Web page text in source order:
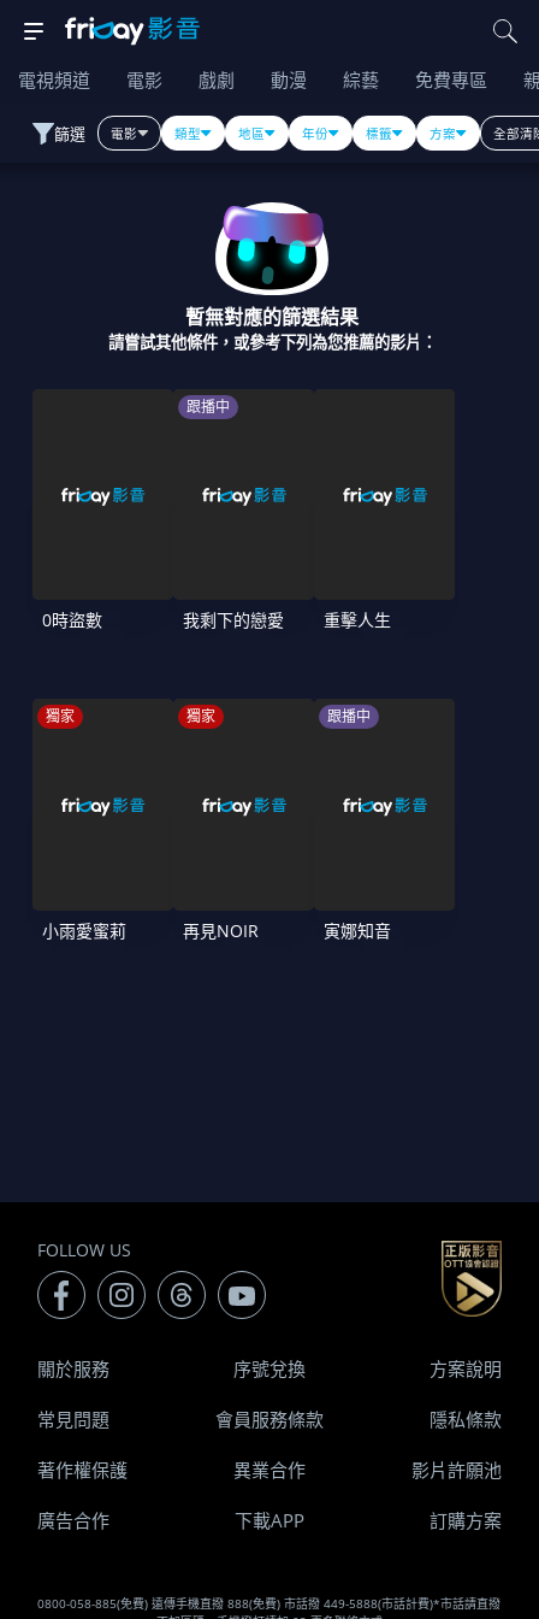
電視頻道 電影 戲劇 動漫 綜藝 免費專區
篩選 電影 類型 地區 年份 標籤 方案 全部清
暫無對應的篩選結果
請嘗試其他條件，或參考下列為您推薦的影片：
0時盜數
跟播中
我剩下的戀愛 重擊人生
獨家
小雨愛蜜莉
獨家
再見NOIR
跟播中
寅娜知音
FOLLOW US
0800-058-885(免費) 遠傳手機直撥 888(免費) 市話撥 449-5888(市話計費)*市話請直撥
關於服務 序號兌換 方案說明
常見問題 會員服務條款 隱私條款
著作權保護 異業合作 影片許願池
廣告合作 下載APP 訂購方案